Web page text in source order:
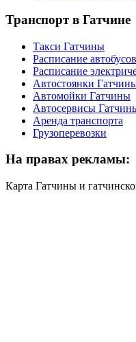
Транспортв Гатчине
Такси Гатчины
Расписание автобусов
Расписание
Автостоянки
Автомойки Гатчины
Автосервисы
Аренда транспорта
Грузоперевозки
На правах рекламы:
Карта Гатчины и